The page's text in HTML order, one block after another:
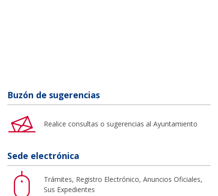
Buzón de sugerencias
Realice consultas o sugerencias al Ayuntamiento
Sede electrónica
Trámites, Registro Electrónico, Anuncios Oficiales,
Sus Expedientes